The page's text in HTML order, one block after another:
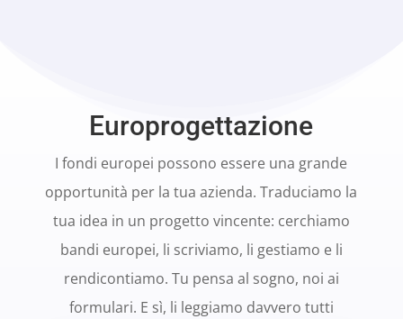
Europrogettazione
I fondi europei possono essere una grande
opportunità per la tua azienda. Traduciamo la
tua idea in un progetto vincente: cerchiamo
bandi europei, li scriviamo, li gestiamo e li
rendicontiamo. Tu pensa al sogno, noi ai
formulari. E sì, li leggiamo davvero tutti